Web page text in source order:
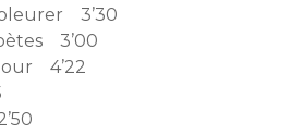
3’30
3’00
4’22